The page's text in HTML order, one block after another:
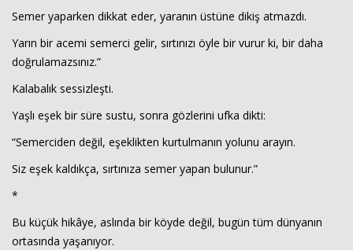
Semer yaparken dikkat eder, yaranın üstüne dikiş atmazdı.
Yarın bir acemi semerci gelir, sırtınızı öyle bir vurur ki, bir daha
doğrulamazsınız.”
Kalabalık sessizleşti.
Yaşlı eşek bir süre sustu, sonra gözlerini ufka dikti:
“Semerciden değil, eşeklikten kurtulmanın yolunu arayın.
Siz eşek kaldıkça, sırtınıza semer yapan bulunur.”
*
Bu küçük hikâye, aslında bir köyde değil, bugün tüm dünyanın
ortasında yaşanıyor.